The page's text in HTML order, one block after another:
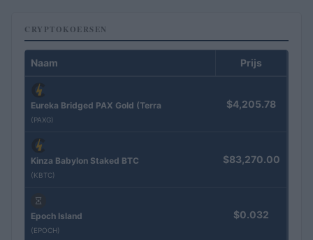
CRYPTOKOERSEN
Naam Prijs
Eureka Bridged PAX Gold (Terra
(PAXG)
$4,205.78
Kinza Babylon Staked BTC
(KBTC)
$83,270.00
Epoch Island
(EPOCH)
$0.032